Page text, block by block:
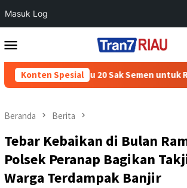
Masuk Log
ke
Mobile
Konten Spesial
Bantu 20 Sak Semen untuk Rabat
Beranda Berita
Tebar Kebaikan di Bulan
Polsek Peranap Bagikan
Warga Terdampak Banjir